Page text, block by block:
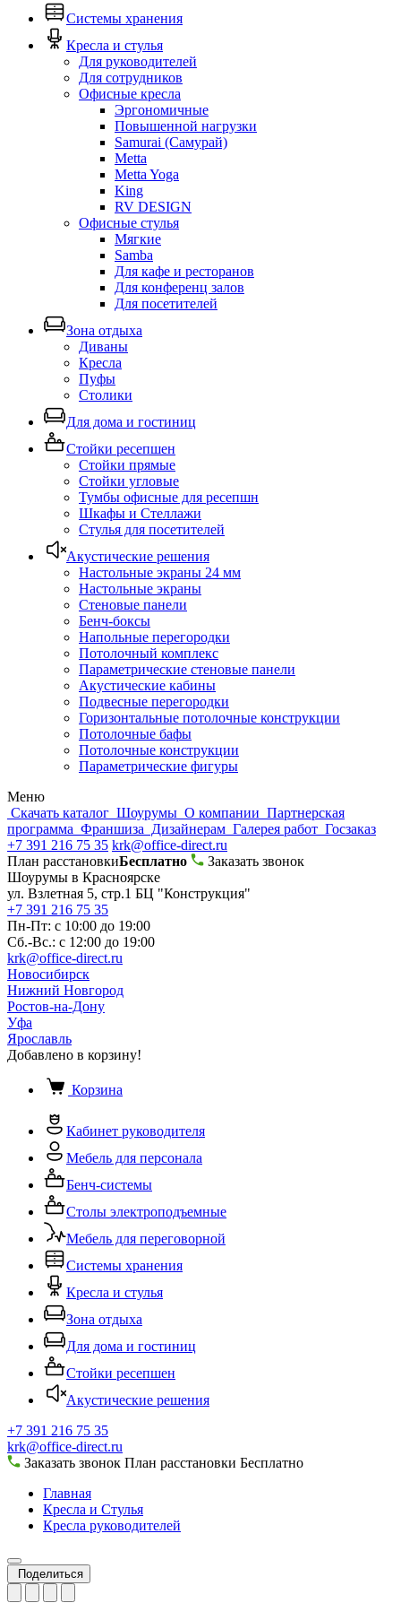
Системы хранения
Кресла и стулья
Для руководителей
Для сотрудников
Офисные кресла
Эргономичные
Повышенной нагрузки
Samurai (Самурай)
Metta
Metta Yoga
King
RV DESIGN
Офисные стулья
Мягкие
Samba
Для кафе и ресторанов
Для конференц залов
Для посетителей
Зона отдыха
Диваны
Кресла
Пуфы
Столики
Для дома и гостиниц
Стойки ресепшен
Стойки прямые
Стойки угловые
Тумбы офисные для ресепшн
Шкафы и Стеллажи
Стулья для посетителей
Акустические решения
Настольные экраны 24 мм
Настольные экраны
Стеновые панели
Бенч-боксы
Напольные перегородки
Потолочный комплекс
Параметрические стеновые панели
Акустические кабины
Подвесные перегородки
Горизонтальные потолочные конструкции
Потолочные бафы
Потолочные конструкции
Параметрические фигуры
Меню
Скачать каталог Шоурумы О компании Партнерская
программа Франшиза Дизайнерам Галерея работ Госзаказ
+7 391 216 75 35 krk@office-direct.ru
План расстановкиБесплатно
Заказать звонок
Шоурумы в Красноярске
ул. Взлетная 5, стр.1 БЦ "Конструкция"
+7 391 216 75 35
Пн-Пт: с 10:00 до 19:00
Сб.-Вс.: с 12:00 до 19:00
krk@office-direct.ru
Новосибирск
Нижний Новгород
Ростов-на-Дону
Уфа
Ярославль
Добавлено в корзину!
Корзина
Кабинет руководителя
Мебель для персонала
Бенч-системы
Столы электроподъемные
Мебель для переговорной
Системы хранения
Кресла и стулья
Зона отдыха
Для дома и гостиниц
Стойки ресепшен
Акустические решения
+7 391 216 75 35
krk@office-direct.ru
Заказать звонок План расстановки Бесплатно
Главная
Кресла и Стулья
Кресла руководителей
Поделиться